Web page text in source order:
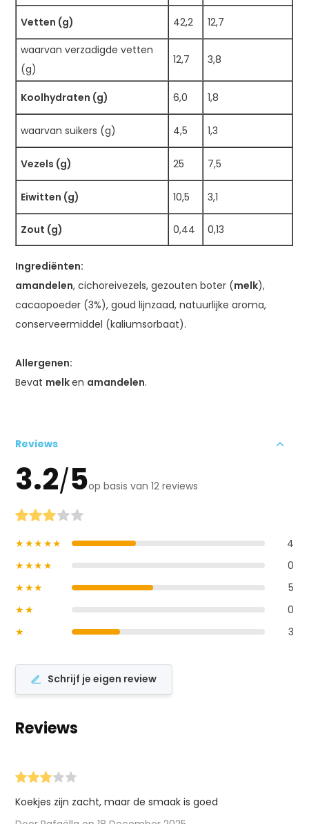
Vetten (g) 42,2
12,7
waarvan verzadigde vetten
(g)
12,7 3,8
Koolhydraten (g) 6,0 1,8
waarvan suikers (g) 4,5 1,3
Vezels (g) 25 7,5
Eiwitten (g) 10,5 3,1
Zout (g) 0,44 0,13
Ingrediënten:
amandelen, cichoreivezels, gezouten boter (melk),
cacaopoeder (3%), goud lijnzaad, natuurlijke aroma,
conserveermiddel (kaliumsorbaat).
Allergenen:
Bevat melken amandelen.
Reviews
3.2/5op basis van 12 reviews
★★★★★
4
★★★★
0
★★★
5
★★
0
★
3
Schrijf je eigen review
Reviews
Koekjes zijn zacht, maar de smaak is goed